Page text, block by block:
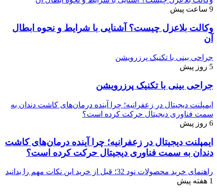
9 ساعت پیش
وکالت بلاعزل چیست؟ آشنایی با شرایط و نحوه ابطال
آن
جراحی بینی با تکنیک پرزرویشن
5 روز پیش
جراحی بینی با تکنیک پرزرویشن
ایمپلنت دیجیتال در زعفرانیه؛ چرا آینده درمان‌های کاشت دندان به
سمت فناوری دیجیتال حرکت کرده است؟
6 روز پیش
ایمپلنت دیجیتال در زعفرانیه؛ چرا آینده درمان‌های کاشت
دندان به سمت فناوری دیجیتال حرکت کرده است؟
راهنمای خرید محصولات نود 32؛ قبل از خرید این نکات مهم را بدانید
1 هفته پیش